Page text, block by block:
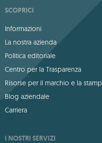
SCOPRICI
Informazioni
La nostra azienda
Politica editoriale
Centro per la Trasparenza
Risorse per il marchio e la
Blog aziendale
Carriera
I NOSTRI SERVIZI